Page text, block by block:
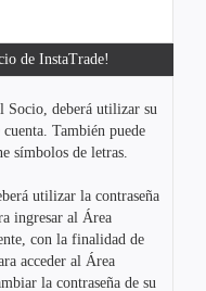
de InstaTrade!
Socio, deberá utilizar su
También puede
símbolos de letras.
utilizar la contraseña
ingresar al Área
con la finalidad de
acceder al Área
la contraseña de su